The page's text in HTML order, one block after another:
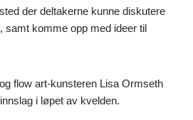
der deltakerne kunne diskutere
samt komme opp med ideer til
flow art-kunsteren Lisa Ormseth
i løpet av kvelden.